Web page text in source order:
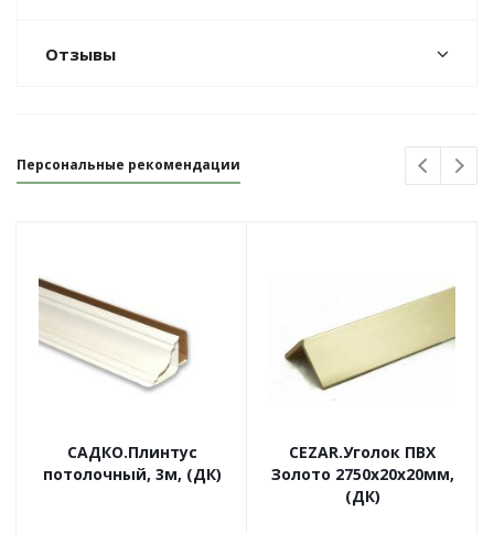
Отзывы
Персональные рекомендации
САДКО.Плинтус
потолочный, 3м, (ДК)
CEZAR.Уголок ПВХ
Золото 2750х20х20мм,
(ДК)